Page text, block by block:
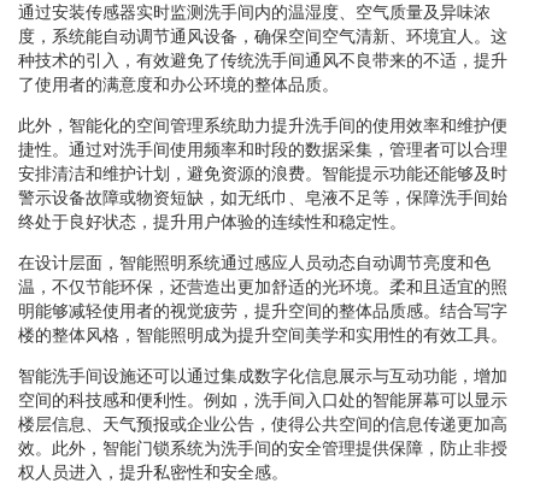
通过安装传感器实时监测洗手间内的温湿度、空气质量及异味浓
度，系统能自动调节通风设备，确保空间空气清新、环境宜人。这
种技术的引入，有效避免了传统洗手间通风不良带来的不适，提升
了使用者的满意度和办公环境的整体品质。
此外，智能化的空间管理系统助力提升洗手间的使用效率和维护便
捷性。通过对洗手间使用频率和时段的数据采集，管理者可以合理
安排清洁和维护计划，避免资源的浪费。智能提示功能还能够及时
警示设备故障或物资短缺，如无纸巾、皂液不足等，保障洗手间始
终处于良好状态，提升用户体验的连续性和稳定性。
在设计层面，智能照明系统通过感应人员动态自动调节亮度和色
温，不仅节能环保，还营造出更加舒适的光环境。柔和且适宜的照
明能够减轻使用者的视觉疲劳，提升空间的整体品质感。结合写字
楼的整体风格，智能照明成为提升空间美学和实用性的有效工具。
智能洗手间设施还可以通过集成数字化信息展示与互动功能，增加
空间的科技感和便利性。例如，洗手间入口处的智能屏幕可以显示
楼层信息、天气预报或企业公告，使得公共空间的信息传递更加高
效。此外，智能门锁系统为洗手间的安全管理提供保障，防止非授
权人员进入，提升私密性和安全感。